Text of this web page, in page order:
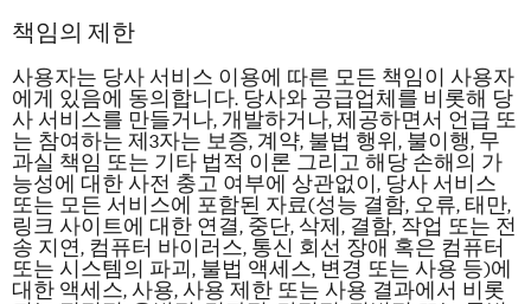
책임의 제한
사용자는 당사 서비스 이용에 따른 모든 책임이 사용자
에게 있음에 동의합니다. 당사와 공급업체를 비롯해 당
사 서비스를 만들거나, 개발하거나, 제공하면서 언급 또
는 참여하는 제3자는 보증, 계약, 불법 행위, 불이행, 무
과실 책임 또는 기타 법적 이론 그리고 해당 손해의 가
능성에 대한 사전 충고 여부에 상관없이, 당사 서비스
또는 모든 서비스에 포함된 자료(성능 결함, 오류, 태만,
링크 사이트에 대한 연결, 중단, 삭제, 결함, 작업 또는 전
송 지연, 컴퓨터 바이러스, 통신 회선 장애 혹은 컴퓨터
또는 시스템의 파괴, 불법 액세스, 변경 또는 사용 등)에
대한 액세스, 사용, 사용 제한 또는 사용 결과에서 비롯